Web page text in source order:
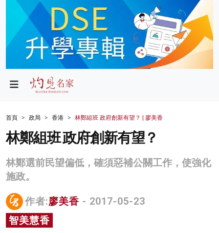
政局
財經
生活
商業
科技
影片
首頁 政局 香港 林鄭組班 政府創新有望？ | 廖美香
林鄭組班 政府創新有望？
林鄭選前民望偏低，確須惡補公關工作，使強化
施政。
作者:廖美香 - 2017-05-23
智美慧香